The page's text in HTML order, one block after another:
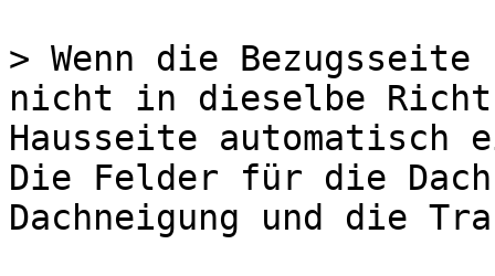
> Wenn die
nicht in dieselbe
Hausseite automatisch
Die Felder für die
Dachneigung und die